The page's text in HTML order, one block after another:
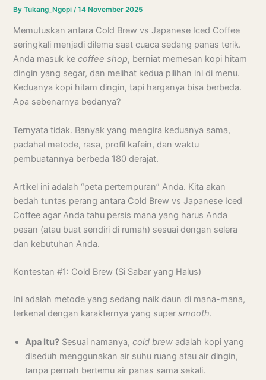
By Tukang_Ngopi /14 November 2025
Memutuskan antara Cold Brew vs Japanese Iced Coffee
seringkali menjadi dilema saat cuaca sedang panas terik.
Anda masuk kecoffee shop, berniat memesan kopi hitam
dingin yang segar, dan melihat kedua pilihan ini di menu.
Keduanya kopi hitam dingin, tapi harganya bisa berbeda.
Apa sebenarnya bedanya?
Ternyata tidak. Banyak yang mengira keduanya sama,
padahal metode, rasa, profil kafein, dan waktu
pembuatannya berbeda 180 derajat.
Artikel ini adalah “peta pertempuran” Anda. Kita akan
bedah tuntas perang antara Cold Brew vs Japanese Iced
Coffee agar Anda tahu persis mana yang harus Anda
pesan (atau buat sendiri di rumah) sesuai dengan selera
dan kebutuhan Anda.
Kontestan #1: Cold Brew (Si Sabar yang Halus)
Ini adalah metode yang sedang naik daun di mana-mana,
terkenal dengan karakternya yang supersmooth.
Apa Itu? Sesuai namanya,cold brew adalah kopi yang
diseduh menggunakan air suhu ruang atau air dingin,
tanpa pernah bertemu air panas sama sekali.